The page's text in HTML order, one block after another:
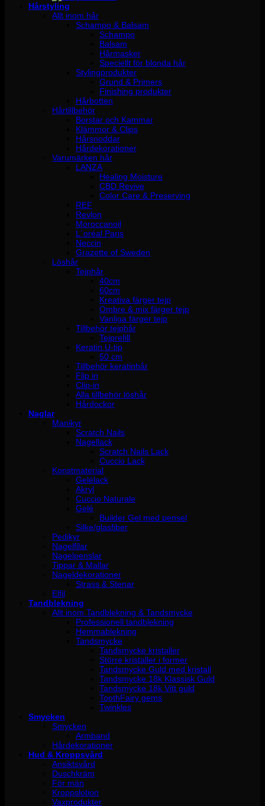
Hårstyling
Allt inom hår
Schampo & Balsam
Schampo
Balsam
Hårmasker
Speciellt för blonda hår
Stylingprodukter
Grund & Primers
Finishing produkter
Hårbotten
Hårtillbehör
Borstar och Kammar
Klämmor & Clips
Hårsnoddar
Hårdekorationer
Varumärken hår
LANZA
Healing Moisture
CBD Revive
Color Care & Preserving
REF
Revlon
Moroccanoil
L´oréal Paris
Neccin
Grazette of Sweden
Löshår
Tejphår
40cm
60cm
Kreativa färger tejp
Ombre & mix färger tejp
Vanliga färger tejp
Tillbehör tejphår
Tejprefill
Keratin U-tip
50 cm
Tillbehör keratinhår
Flip in
Clip-in
Alla tillbehör löshår
Hårdockor
Naglar
Manikyr
Scratch Nails
Nagellack
Scratch Nails Lack
Cuccio Lack
Konstmaterial
Gelélack
Akryl
Cuccio Naturale
Gelé
Builder Gel med pensel
Silke/glasfiber
Pedikyr
Nagelfilar
Nagelpenslar
Tippar & Mallar
Nageldekorationer
Strass & Stenar
Elfil
Tandblekning
Allt inom Tandblekning & Tandsmycke
Professionell tandblekning
Hemmablekning
Tandsmycke
Tandsmycke kristaller
Större kristaller i former
Tandsmycke Guld med kristall
Tandsmycke 18k Klassisk Guld
Tandsmycke 18k Vitt guld
ToothFairy gems
Twinkles
Smycken
Smycken
Armband
Hårdekorationer
Hud & Kroppsvård
Ansiktsvård
Duschkräm
För män
Kroppslotion
Vaxprodukter